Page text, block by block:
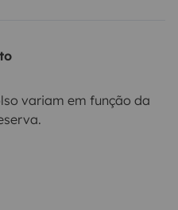
variam em função da